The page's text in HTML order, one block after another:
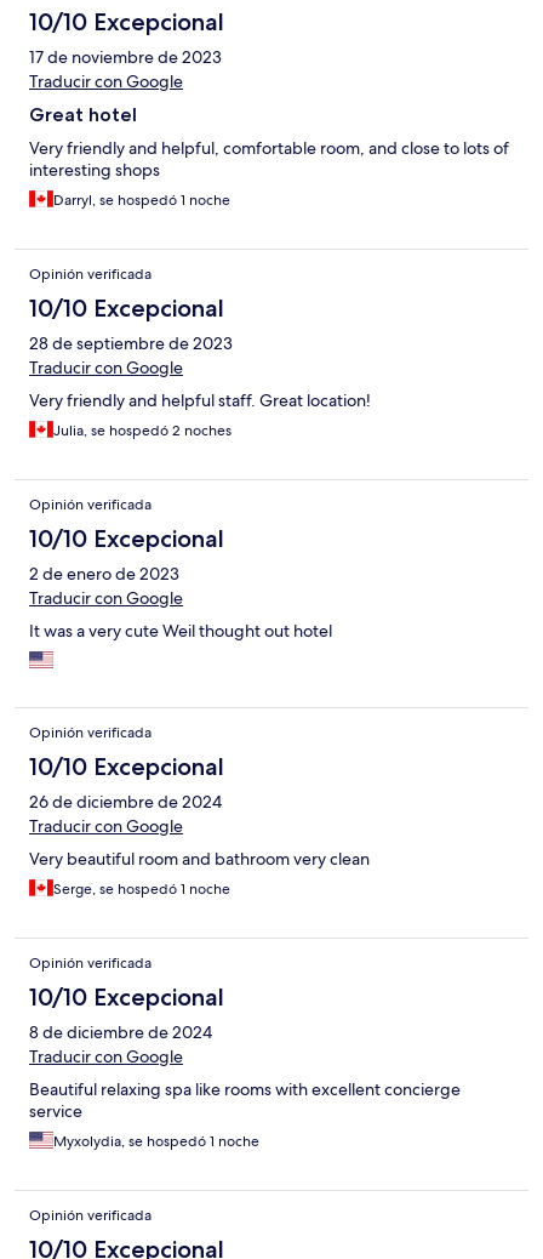
10/10 Excepcional
17 de noviembre de 2023
Traducir con Google
Great hotel
Very friendly and helpful, comfortable room, and close to lots of
interesting shops
Darryl, se hospedó 1 noche
Opinión verificada
10/10 Excepcional
28 de septiembre de 2023
Traducir con Google
Very friendly and helpful staff. Great location!
Julia, se hospedó 2 noches
Opinión verificada
10/10 Excepcional
2 de enero de 2023
Traducir con Google
It was a very cute Weil thought out hotel
Opinión verificada
10/10 Excepcional
26 de diciembre de 2024
Traducir con Google
Very beautiful room and bathroom very clean
Serge, se hospedó 1 noche
Opinión verificada
10/10 Excepcional
8 de diciembre de 2024
Traducir con Google
Beautiful relaxing spa like rooms with excellent concierge
service
Myxolydia, se hospedó 1 noche
Opinión verificada
10/10 Excepcional